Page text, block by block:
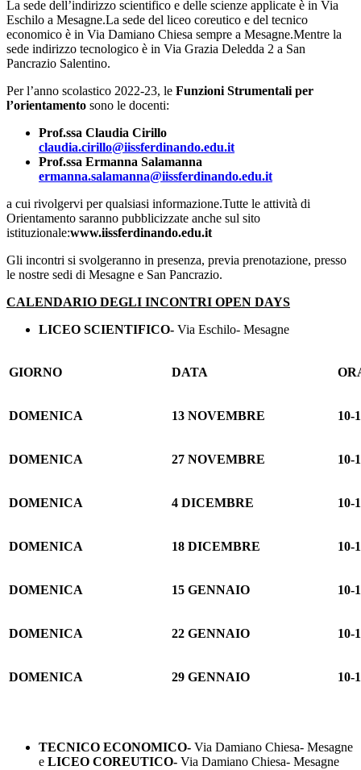
La sede dell’indirizzo scientifico e delle scienze applicate è in Via
Eschilo a Mesagne.La sede del liceo coreutico e del tecnico
economico è in Via Damiano Chiesa sempre a Mesagne.Mentre la
sede indirizzo tecnologico è in Via Grazia Deledda 2 a San
Pancrazio Salentino.
Per l’anno scolastico 2022-23, le Funzioni Strumentali per
l’orientamento sono le docenti:
Prof.ssa Claudia Cirillo
claudia.cirillo@iissferdinando.edu.it
Prof.ssa Ermanna Salamanna
ermanna.salamanna@iissferdinando.edu.it
a cui rivolgervi per qualsiasi informazione.Tutte le attività di
Orientamento saranno pubblicizzate anche sul sito
istituzionale:www.iissferdinando.edu.it
Gli incontri si svolgeranno in presenza, previa prenotazione, presso
le nostre sedi di Mesagne e San Pancrazio.
CALENDARIO DEGLI INCONTRI OPEN DAYS
LICEO SCIENTIFICO- Via Eschilo- Mesagne
GIORNO DATA
DOMENICA 13 NOVEMBRE 10-
DOMENICA 27 NOVEMBRE 10-
DOMENICA 4 DICEMBRE 10-
DOMENICA 18 DICEMBRE 10-
DOMENICA 15 GENNAIO 10-
DOMENICA 22 GENNAIO 10-
DOMENICA 29 GENNAIO 10-
TECNICO ECONOMICO- Via Damiano Chiesa- Mesagne
e LICEO COREUTICO- Via Damiano Chiesa- Mesagne